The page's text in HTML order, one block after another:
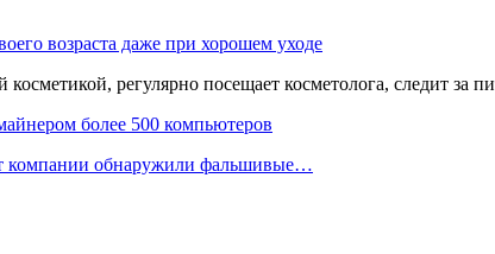
возраста даже при хорошем уходе
косметикой, регулярно посещает косметолога, следит за
более 500 компьютеров
компании обнаружили фальшивые…